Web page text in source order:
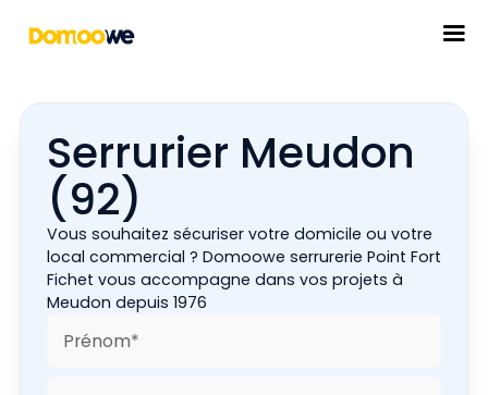
Serrurier Meudon
(92)
Vous souhaitez sécuriser votre domicile ou votre
local commercial ? Domoowe serrurerie Point Fort
Fichet vous accompagne dans vos projets à
Meudon depuis 1976